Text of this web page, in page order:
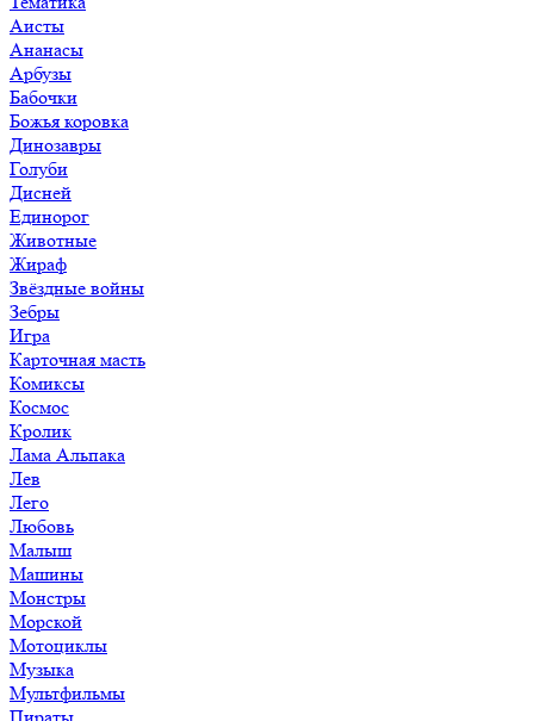
Аисты
Ананасы
Арбузы
Бабочки
Божья коровка
Динозавры
Голуби
Дисней
Единорог
Животные
Жираф
Звёздные войны
Зебры
Игра
Карточная масть
Комиксы
Космос
Кролик
Лама Альпака
Лев
Лего
Любовь
Малыш
Машины
Монстры
Морской
Мотоциклы
Музыка
Мультфильмы